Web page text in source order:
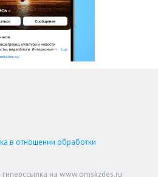
в отношении обработки
на www.omskzdes.ru